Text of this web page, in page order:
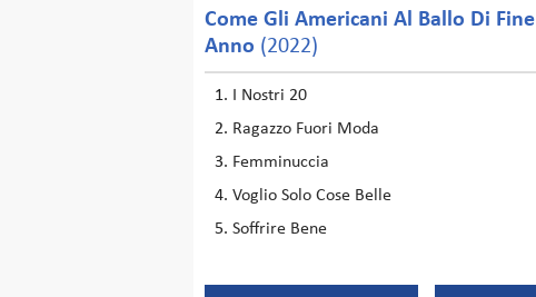
Come Gli Americani Al Ballo Di Fine
Anno (2022)
I Nostri 20
Ragazzo Fuori Moda
Femminuccia
Voglio Solo Cose Belle
Soffrire Bene